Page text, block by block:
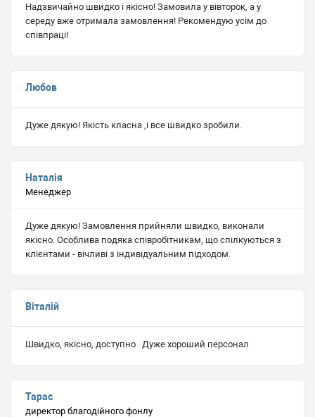
Надзвичайно швидко і якісно! Замовила у вівторок, а у
середу вже отримала замовлення! Рекомендую усім до
співпраці!
Любов
Дуже дякую! Якість класна ,і все швидко зробили.
Наталія
Менеджер
Дуже дякую! Замовлення прийняли швидко, виконали
якісно. Особлива подяка співробітникам, що спілкуються з
клієнтами - вічливі з індивідуальним підходом.
Віталій
Швидко, якісно, доступно . Дуже хороший персонал
Тарас
директор благодійного фонлу